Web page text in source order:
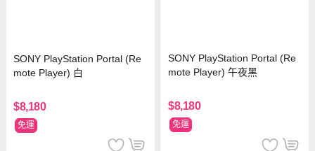
SONY PlayStation Portal (Re
mote Player) 白
$8,180
免運
SONY PlayStation Portal (Re
mote Player) 午夜黑
$8,180
免運